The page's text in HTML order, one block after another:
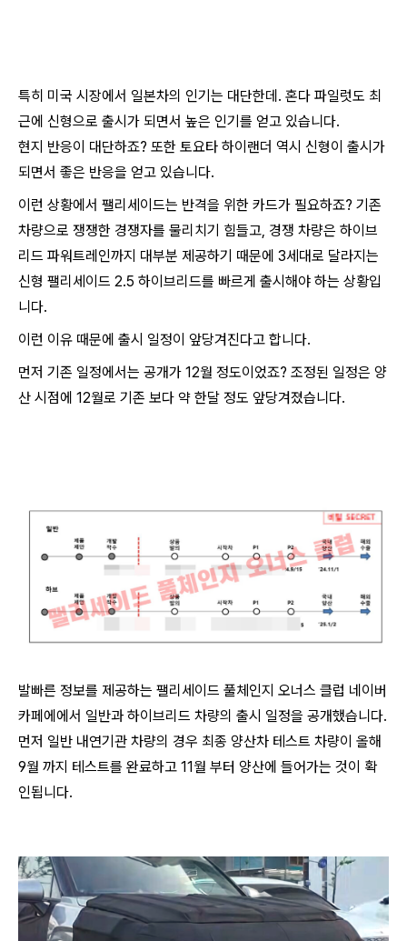
특히 미국 시장에서 일본차의 인기는 대단한데. 혼다 파일럿도 최
근에 신형으로 출시가 되면서 높은 인기를 얻고 있습니다.
현지 반응이 대단하죠? 또한 토요타 하이랜더 역시 신형이 출시가
되면서 좋은 반응을 얻고 있습니다.
이런 상황에서 팰리세이드는 반격을 위한 카드가 필요하죠? 기존
차량으로 쟁쟁한 경쟁자를 물리치기 힘들고, 경쟁 차량은 하이브
리드 파워트레인까지 대부분 제공하기 때문에 3세대로 달라지는
신형 팰리세이드 2.5 하이브리드를 빠르게 출시해야 하는 상황입
니다.
이런 이유 때문에 출시 일정이 앞당겨진다고 합니다.
먼저 기존 일정에서는 공개가 12월 정도이었죠? 조정된 일정은 양
산 시점에 12월로 기존 보다 약 한달 정도 앞당겨졌습니다.
발빠른 정보를 제공하는 팰리세이드 풀체인지 오너스 클럽 네이버
카페에에서 일반과 하이브리드 차량의 출시 일정을 공개했습니다.
먼저 일반 내연기관 차량의 경우 최종 양산차 테스트 차량이 올해
9월 까지 테스트를 완료하고 11월 부터 양산에 들어가는 것이 확
인됩니다.